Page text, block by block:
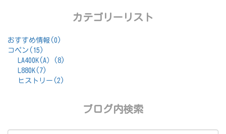
カテゴリーリスト
おすすめ情報(0)
コペン(15)
LA400K(A）(8)
L880K(7)
ヒストリー(2)
ブログ内検索